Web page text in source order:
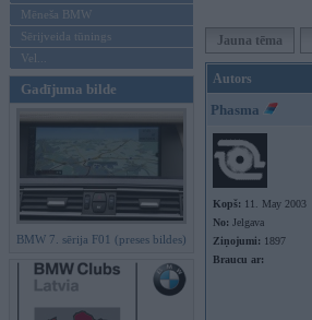
Mēneša BMW
Sērijveida tūnings
Vel...
Gadījuma bilde
BMW 7. sērija F01 (preses bildes)
Jauna tēma
Autors
Phasma
Kopš: 11. May 2003
No: Jelgava
Ziņojumi: 1897
Braucu ar: